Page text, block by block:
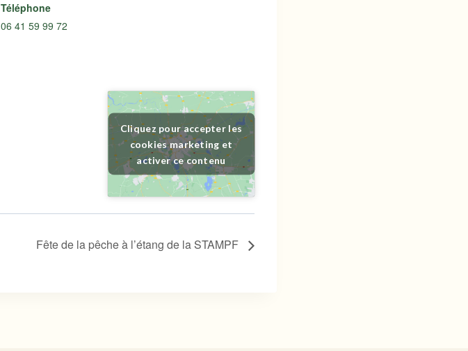
Téléphone
06 41 59 99 72
Cliquez pour accepter les
cookies marketing et
activer ce contenu
Fête de la pêche à l’étang de la STAMPF